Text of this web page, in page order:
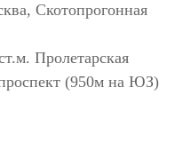
Скотопрогонная
Пролетарская
(950м на ЮЗ)